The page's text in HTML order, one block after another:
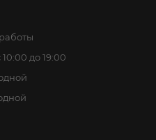
до 19:00